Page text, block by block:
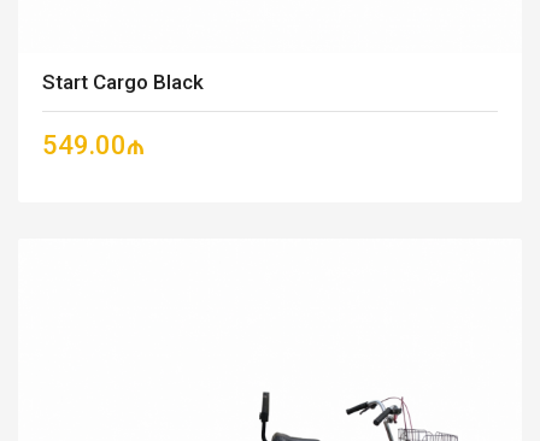
Start Cargo Black
549.00₼